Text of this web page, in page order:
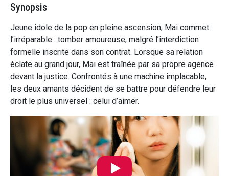
Synopsis
Jeune idole de la pop en pleine ascension, Mai commet
l’irréparable : tomber amoureuse, malgré l’interdiction
formelle inscrite dans son contrat. Lorsque sa relation
éclate au grand jour, Mai est traînée par sa propre agence
devant la justice. Confrontés à une machine implacable,
les deux amants décident de se battre pour défendre leur
droit le plus universel : celui d’aimer.